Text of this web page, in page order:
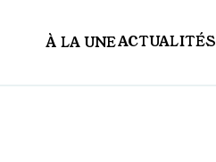
À LA UNEACTUALITÉS